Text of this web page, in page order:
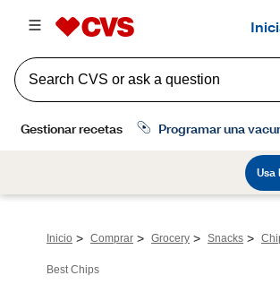
Inicio > Comprar > Grocery > Snacks >
Best Chips